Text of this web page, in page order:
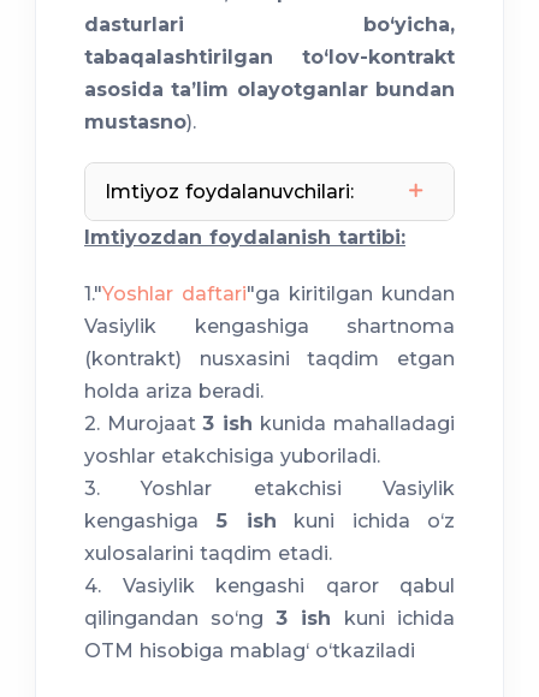
dasturlari bo‘yicha,
tabaqalashtirilgan to‘lov-kontrakt
asosida ta’lim olayotganlar bundan
mustasno).
Imtiyoz foydalanuvchilari:
Imtiyozdan foydalanish tartibi:
1."Yoshlar daftari"ga kiritilgan kundan
Vasiylik kengashiga shartnoma
(kontrakt) nusxasini taqdim etgan
holda ariza beradi.
2. Murojaat3 ish kunida mahalladagi
yoshlar etakchisiga yuboriladi.
3. Yoshlar etakchisi Vasiylik
kengashiga 5 ish kuni ichida o‘z
xulosalarini taqdim etadi.
4. Vasiylik kengashi qaror qabul
qilingandan so‘ng 3 ish
kuni ichida
OTM hisobiga mablag‘ o‘tkaziladi